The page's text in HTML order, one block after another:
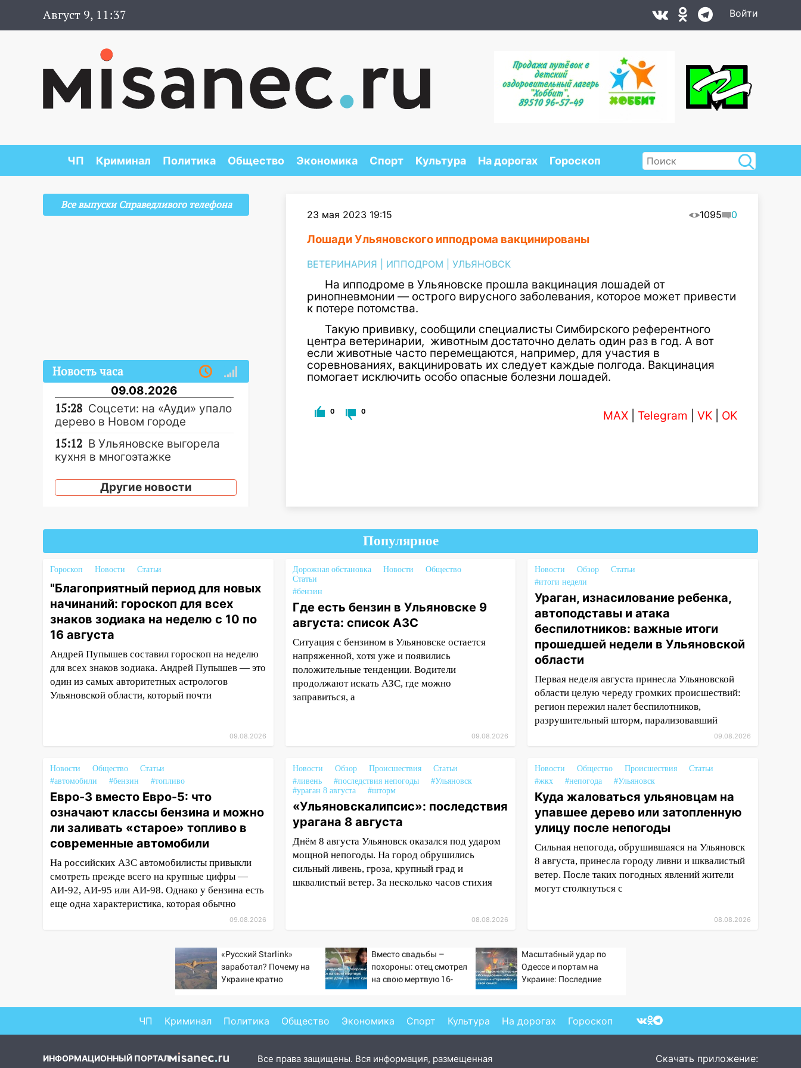
Август 9, 11:37 Войти
ЧП Криминал Политика Общество Экономика Спорт Культура На дорогах Гороскоп
23 мая 2023 19:15 1095 0
Лошади Ульяновского ипподрома вакцинированы
ВЕТЕРИНАРИЯ ИППОДРОМ УЛЬЯНОВСК
На ипподроме в Ульяновске прошла вакцинация лошадей от
ринопневмонии — острого вирусного заболевания, которое может привести
к потере потомства.
Такую прививку, сообщили специалисты Симбирского референтного
центра ветеринарии, животным достаточно делать один раз в год. А вот
если животные часто перемещаются, например, для участия в
соревнованиях, вакцинировать их следует каждые полгода. Вакцинация
помогает исключить особо опасные болезни лошадей.
0 0 MAX Telegram VK OK
Все выпуски Справедливого телефона
Новость часа
09.08.2026
15:28 Соцсети: на «Ауди» упало
дерево в Новом городе
15:12 В Ульяновске выгорела
кухня в многоэтажке
14:18 Гинеколог рассказала о
том, с какими сложностями
13:02 Соцсети: на улице Розы
автомобиль
13:00
«Благоприятный период
для новых начинаний: гороскоп
для всех знаков зодиака на
неделю с 10 по 16 августа
13:00 На проспекте Тюленева в
Ульяновске образовалось
«море»
12:57 В Ульяновской области
ожидается крупный град
11:55
Соцсети: светофор упал
на машину во время сильного
ливня в Ульяновске
11:00 В Ульяновской области
люди в СНТ сидят без света
10:13 Прокуратура подвела
итоги недели в Ульяновской
области
09:18 Из-за ливня
заблокировано движение
Ураган, изнасилование
ребенка, автоподставы и атака
беспилотников: важные итоги
В Ульяновске
восстановили трамвайную и
инфраструктуру после шторма.
Другие новости
Популярное
Гороскоп Новости Статьи
"Благоприятный период для новых
начинаний: гороскоп для всех
знаков зодиака на неделю с 10 по
16 августа
Андрей Пупышев составил гороскоп на неделю
для всех знаков зодиака. Андрей Пупышев — это
один из самых авторитетных астрологов
Ульяновской области, который почти
09.08.2026
Дорожная обстановка Новости
Общество
Статьи
#бензин
Где есть бензин в Ульяновске 9
августа: список АЗС
Ситуация с бензином в Ульяновске остается
напряженной, хотя уже и появились
положительные тенденции. Водители
продолжают искать АЗС, где можно
заправиться, а
09.08.2026
Новости Обзор
Статьи
#итоги недели
Ураган, изнасилование ребенка,
автоподставы и атака
беспилотников: важные итоги
прошедшей недели в Ульяновской
области
Первая неделя августа принесла Ульяновской
области целую череду громких происшествий:
регион пережил налет беспилотников,
разрушительный шторм, парализовавший
09.08.2026
Новости Общество
Статьи
#автомобили
#бензин #топливо
Евро-3 вместо Евро-5: что
означают классы бензина и можно
ли заливать «старое» топливо в
современные автомобили
На российских АЗС автомобилисты привыкли
смотреть прежде всего на крупные цифры —
АИ-92, АИ-95 или АИ-98. Однако у бензина есть
еще одна характеристика, которая обычно
09.08.2026
Новости Обзор Происшествия
Статьи
#ливень
#последствия непогоды
#Ульяновск
#ураган 8 августа
#шторм
«Ульяновскалипсис»: последствия
урагана 8 августа
Днём 8 августа Ульяновск оказался под ударом
мощной непогоды. На город обрушились
сильный ливень, гроза, крупный град и
шквалистый ветер. За несколько часов стихия
08.08.2026
Новости Общество Происшествия
Статьи
#жкх
#непогода #Ульяновск
Куда жаловаться ульяновцам на
упавшее дерево или затопленную
улицу после непогоды
Сильная непогода, обрушившаяся на Ульяновск
8 августа, принесла городу ливни и шквалистый
ветер. После таких погодных явлений жители
могут столкнуться с
08.08.2026
«Русский Starlink»
заработал? Почему на
Украине кратно
ВСУ
Вместо свадьбы –
похороны: отец смотрел
на свою мертвую 16-
Масштабный удар по
Одессе и портам на
Украине: Последние
2026 года
ЧП Криминал Политика Общество Экономика Спорт Культура На дорогах Гороскоп
ИНФОРМАЦИОННЫЙ ПОРТАЛ
Все права защищены. Вся информация, размещенная
Скачать приложение: